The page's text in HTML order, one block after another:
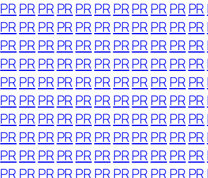
PR PR PR PR PR PR PRPR PR PR PR
PR PR PR PR PR PR PRPR PR PR PR
PR PR PR PR PR PR PRPR PR PR PR
PR PR PR PR PR PR PRPR PR PR PR
PR PR PR PR PR PR PRPR PR PR PR
PR PR PR PR PR PR PRPR PR PR PR
PR PR PR PR PR PR PRPR PR PR PR
PR PR PR PR PR PR PRPR PR PR PR
PR PR PR PR PR PR PRPR PR PR PR
PR PR PR PR PR PR PRPR PR PR PR